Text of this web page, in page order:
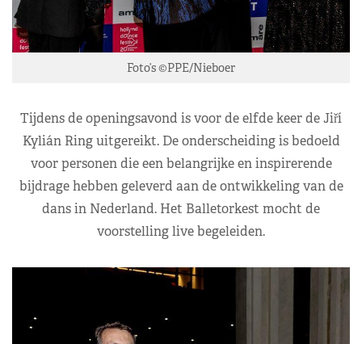
Foto’s ©PPE/Nieboer
Tijdens de openingsavond is voor de elfde keer de Jiří
Kylián Ring uitgereikt. De onderscheiding is bedoeld
voor personen die een belangrijke en inspirerende
bijdrage hebben geleverd aan de ontwikkeling van de
dans in Nederland. Het Balletorkest mocht de
voorstelling live begeleiden.